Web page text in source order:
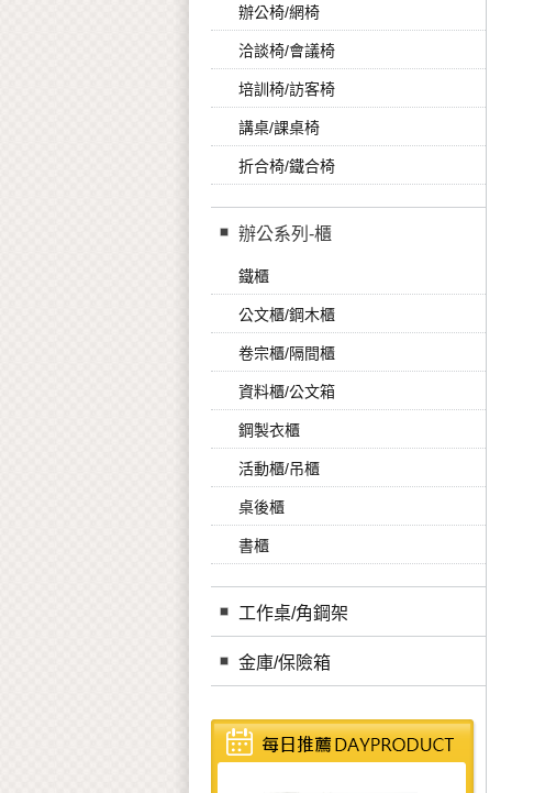
辦公椅/網椅
洽談椅/會議椅
培訓椅/訪客椅
講桌/課桌椅
折合椅/鐵合椅
辦公系列-櫃
鐵櫃
公文櫃/鋼木櫃
卷宗櫃/隔間櫃
資料櫃/公文箱
鋼製衣櫃
活動櫃/吊櫃
桌後櫃
書櫃
工作桌/角鋼架
金庫/保險箱